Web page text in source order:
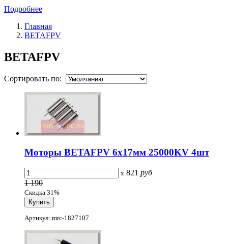
Подробнее
Главная
BETAFPV
BETAFPV
Сортировать по:
Моторы BETAFPV 6x17мм 25000KV 4шт
x 821 руб
1 190
Скидка 31%
Артикул: mrc-1827107